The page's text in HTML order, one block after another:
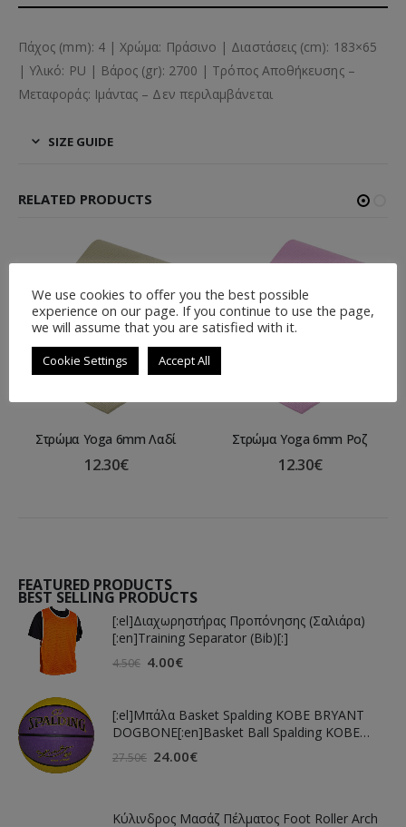
Πάχος (mm): 4 | Χρώμα: Πράσινο | Διαστάσεις (cm): 183×65
| Υλικό: PU | Βάρος (gr): 2700 | Τρόπος Αποθήκευσης –
Μεταφοράς: Ιμάντας – Δεν περιλαμβάνεται
SIZE GUIDE
RELATED PRODUCTS
Στρώμα Yoga 6mm Λαδί
12.30€
Στρώμα Yoga 6mm Ροζ
12.30€
FEATURED PRODUCTS
BEST SELLING PRODUCTS
[:el]Διαχωρηστήρας Προπόνησης (Σαλιάρα)
[:en]Training Separator (Bib)[:]
4.50€ 4.00€
[:el]Μπάλα Basket Spalding KOBE BRYANT
DOGBONE[:en]Basket Ball Spalding KOBE
BRYANT DOGBONE[:]
27.50€ 24.00€
Κύλινδρος Μασάζ Πέλματος Foot Roller Arch
We use cookies to offer you the best possible
experience on our page. If you continue to use the page,
we will assume that you are satisfied with it.
Cookie Settings Accept All